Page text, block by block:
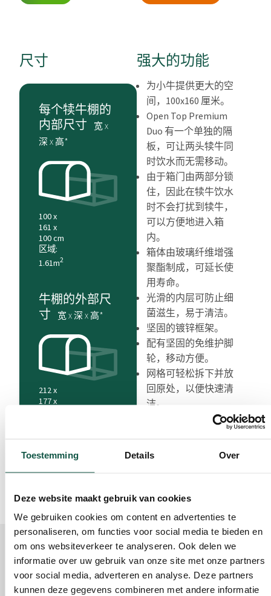
Toestemming Details Over
Deze website maakt gebruik van cookies
We gebruiken cookies om content en advertenties te
personaliseren, om functies voor social media te bieden en
om ons websiteverkeer te analyseren. Ook delen we
informatie over uw gebruik van onze site met onze partners
voor social media, adverteren en analyse. Deze partners
kunnen deze gegevens combineren met andere informatie
尺寸
每个犊牛棚的
内部尺寸
宽 x
深 x 高*
100 x
161 x
100 cm
区域:
1.61m2
牛棚的外部尺
寸
宽 x 深 x 高*
212 x
177 x
强大的功能
为小牛提供更大的空
间，100x160 厘米。
Open Top Premium
Duo 有一个单独的隔
板，可让两头犊牛同
时饮水而无需移动。
由于箱门由两部分锁
住，因此在犊牛饮水
时不会打扰到犊牛，
可以方便地进入箱
内。
箱体由玻璃纤维增强
聚酯制成，可延长使
用寿命。
光滑的内层可防止细
菌滋生，易于清洁。
坚固的镀锌框架。
配有坚固的免维护脚
轮，移动方便。
网格可轻松拆下并放
回原处，以便快速清
洁。
完成此产品
此产品的配件